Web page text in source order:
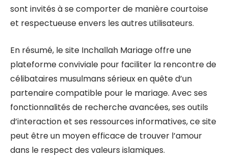
sont invités à se comporter de manière courtoise
et respectueuse envers les autres utilisateurs.
En résumé, le site Inchallah Mariage offre une
plateforme conviviale pour faciliter la rencontre de
célibataires musulmans sérieux en quête d’un
partenaire compatible pour le mariage. Avec ses
fonctionnalités de recherche avancées, ses outils
d’interaction et ses ressources informatives, ce site
peut être un moyen efficace de trouver l’amour
dans le respect des valeurs islamiques.